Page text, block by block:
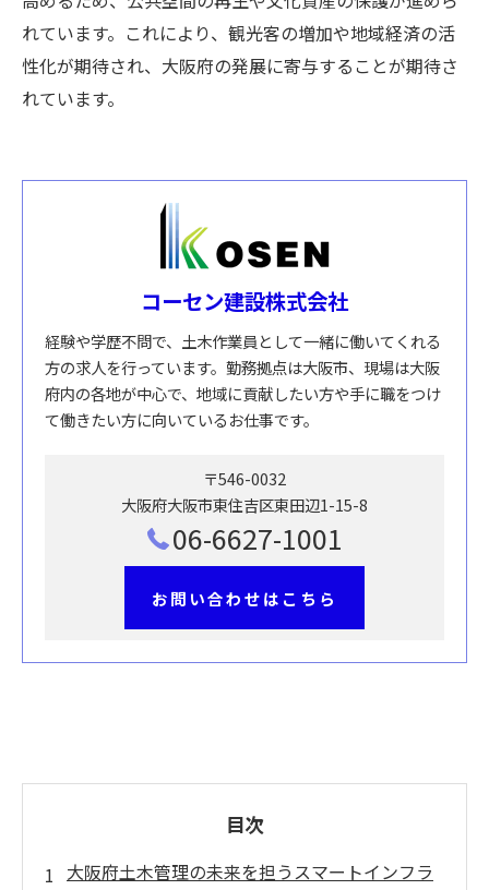
れています。これにより、観光客の増加や地域経済の活
性化が期待され、大阪府の発展に寄与することが期待さ
れています。
コーセン建設株式会社
経験や学歴不問で、土木作業員として一緒に働いてくれる
方の求人を行っています。勤務拠点は大阪市、現場は大阪
府内の各地が中心で、地域に貢献したい方や手に職をつけ
て働きたい方に向いているお仕事です。
〒546-0032
大阪府大阪市東住吉区東田辺1-15-8
06-6627-1001
お問い合わせはこちら
目次
大阪府土木管理の未来を担うスマートインフラ